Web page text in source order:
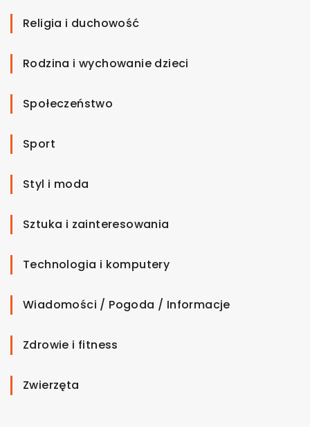
Religia i duchowość
Rodzina i wychowanie dzieci
Społeczeństwo
Sport
Styl i moda
Sztuka i zainteresowania
Technologia i komputery
Wiadomości / Pogoda / Informacje
Zdrowie i fitness
Zwierzęta